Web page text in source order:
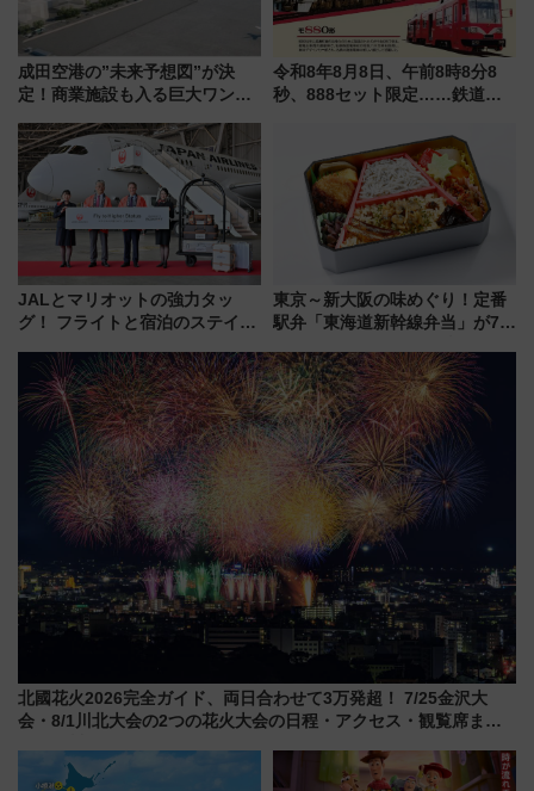
成田空港の”未来予想図”が決
定！商業施設も入る巨大ワンタ
で新型特急が品川･羽田とを結
ぶ！ JR空港駅は2面3線化！
令和8年8月8日、午前8時8分8
秒、888セット限定……鉄道各
JALとマリオットの強力タッ
グ！ フライトと宿泊のステイタ
上級会員資格を効率よく獲得す
る方法を解説
東京～新大阪の味めぐり！定番
駅弁「東海道新幹線弁当」が7月
北國花火2026完全ガイド、両日合わせて3万発超！ 7/25金沢大
会・8/1川北大会の2つの花火大会の日程・アクセス・観覧席まと